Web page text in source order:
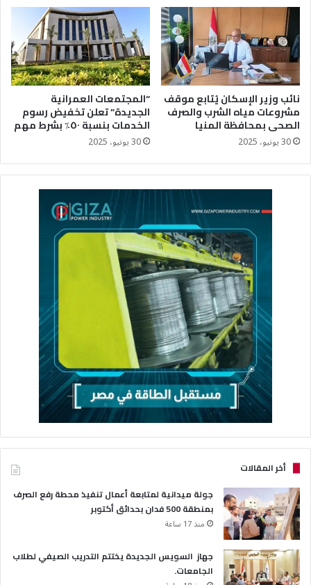
نائب وزير الإسكان يُتابع موقف
مشروعات مياه الشرب والصرف
الصحى بمحافظة المنيا
30 يونيو، 2025
“المجتمعات العمرانية
الجديدة” تعلن تخفيض رسوم
الخدمات بنسبة ٥٠٪؜ بشرط مهم
30 يونيو، 2025
أخر المقالات
جولة ميدانية لمتابعة أعمال تنفيذ محطة رفع الصرف
بمنطقة 500 فدان بحدائق أكتوبر
منذ 17 ساعة
جهاز السويس الجديدة يختتم التدريب الصيفي لطلاب
الجامعات.